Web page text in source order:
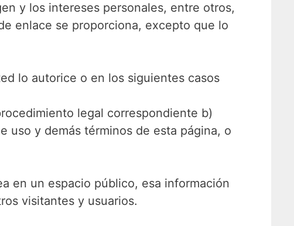
y los intereses personales, entre otros,
enlace se proporciona, excepto que lo
lo autorice o en los siguientes casos
legal correspondiente b)
uso y demás términos de esta página, o
en un espacio público, esa información
visitantes y usuarios.